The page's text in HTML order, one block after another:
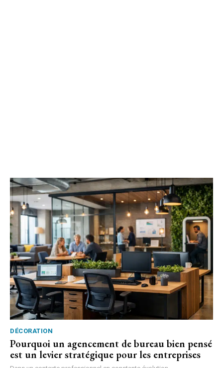
DÉCORATION
Pourquoi un agencement de bureau bien pensé
est un levier stratégique pour les entreprises